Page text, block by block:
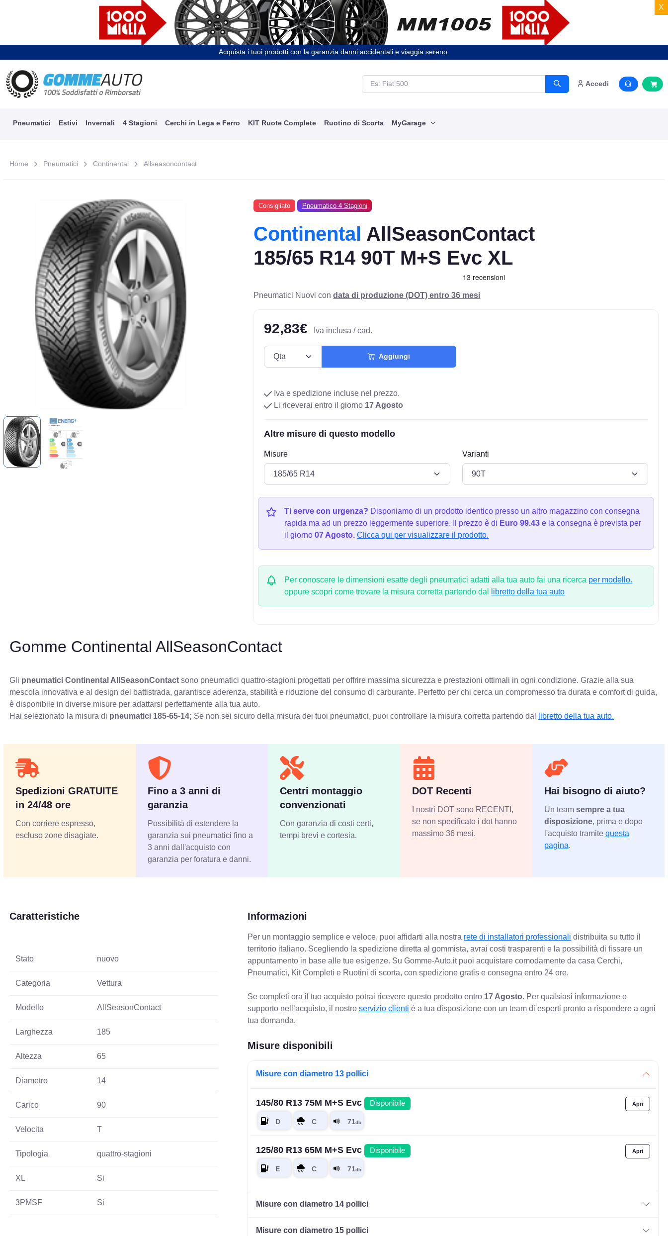
X
Acquista i tuoi prodotti con la garanzia danni accidentali e viaggia sereno.
Accedi
Pneumatici Estivi Invernali 4 Stagioni Cerchi in Lega e Ferro KIT Ruote Complete Ruotino di Scorta MyGarage
Home Pneumatici Continental Allseasoncontact
Consigliato Pneumatico 4 Stagioni
Continental AllSeasonContact
185/65 R14 90T M+S Evc XL
Pneumatici Nuovi condata di produzione (DOT) entro 36 mesi
92,83€ Iva inclusa / cad.
Aggiungi
Iva e spedizione incluse nel prezzo.
Li riceverai entro il giorno 17 Agosto
Altre misure di questo modello
Misure Varianti
Ti serve con urgenza? Disponiamo di un prodotto identico presso un altro magazzino con consegna
rapida ma ad un prezzo leggermente superiore. Il prezzo è di Euro 99.43 e la consegna è prevista per
il giorno07 Agosto. Clicca qui per visualizzare il prodotto.
Per conoscere le dimensioni esatte degli pneumatici adatti alla tua auto fai una ricerca per modello.
oppure scopri come trovare la misura corretta partendo dal
libretto della tua auto
Gomme Continental AllSeasonContact
Gli pneumatici Continental AllSeasonContact sono pneumatici quattro-stagioni progettati per offrire massima sicurezza e prestazioni ottimali in ogni condizione. Grazie alla sua
mescola innovativa e al design del battistrada, garantisce aderenza, stabilità e riduzione del consumo di carburante. Perfetto per chi cerca un compromesso tra durata e comfort di guida,
è disponibile in diverse misure per adattarsi perfettamente alla tua auto.
Hai selezionato la misura di pneumatici 185-65-14; Se non sei sicuro della misura dei tuoi pneumatici, puoi controllare la misura corretta partendo dal libretto della tua auto.
Spedizioni GRATUITE
in 24/48 ore
Con corriere espresso,
escluso zone disagiate.
Fino a 3 anni di
garanzia
Possibilità di estendere la
garanzia sui pneumatici fino a
3 anni dall'acquisto con
garanzia per foratura e danni.
Centri montaggio
convenzionati
Con garanzia di costi certi,
tempi brevi e cortesia.
DOT Recenti
I nostri DOT sono RECENTI,
se non specificato i dot hanno
massimo 36 mesi.
Hai bisogno di aiuto?
Un team sempre a tua
disposizione, prima e dopo
l'acquisto tramite questa
pagina.
Caratteristiche
Stato nuovo
Categoria Vettura
Modello AllSeasonContact
Larghezza 185
Altezza 65
Diametro 14
Carico 90
Velocita T
Tipologia quattro-stagioni
XL Si
3PMSF Si
Informazioni
Per un montaggio semplice e veloce, puoi affidarti alla nostra rete di installatori professionali distribuita su tutto il
territorio italiano. Scegliendo la spedizione diretta al gommista, avrai costi trasparenti e la possibilità di fissare un
appuntamento in base alle tue esigenze. Su Gomme-Auto.it puoi acquistare comodamente da casa Cerchi,
Pneumatici, Kit Completi e Ruotini di scorta, con spedizione gratis e consegna entro 24 ore.
Se completi ora il tuo acquisto potrai ricevere questo prodotto entro 17 Agosto. Per qualsiasi informazione o
supporto nell’acquisto, il nostroservizio clienti è a tua disposizione con un team di esperti pronto a rispondere a ogni
tua domanda.
Misure disponibili
Misure con diametro 13 pollici
145/80 R13 75M M+S Evc Disponibile
125/80 R13 65M M+S Evc Disponibile
Misure con diametro 14 pollici
Misure con diametro 15 pollici